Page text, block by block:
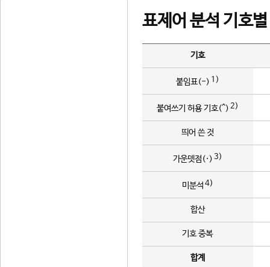
표제어 분석 기호
기호
붙임표(-) 1)
붙여쓰기 허용 기호(^) 2)
띄어 쓴 것
가운뎃점(·) 3)
미분석 4)
합산
기호 중복
합계